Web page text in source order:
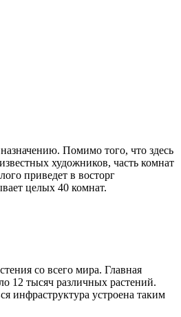
Помимо того, что здесь
художников, часть комнат
приведет в восторг
целых 40 комнат.
со всего мира. Главная
12 тысяч различных растений.
инфраструктура устроена таким